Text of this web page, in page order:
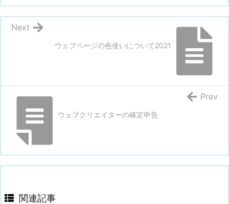
ウェブページの色使いについて2021
Next
ウェブクリエイターの確定申告
Prev
関連記事